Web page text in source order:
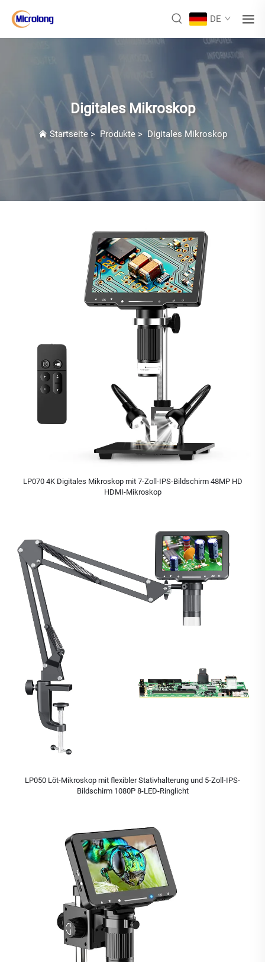
DE
Digitales Mikroskop
Startseite> Produkte> Digitales Mikroskop
LP070 4K Digitales Mikroskop mit 7-Zoll-IPS-Bildschirm 48MP HD
HDMI-Mikroskop
LP050 Löt-Mikroskop mit flexibler Stativhalterung und 5-Zoll-IPS-
Bildschirm 1080P 8-LED-Ringlicht